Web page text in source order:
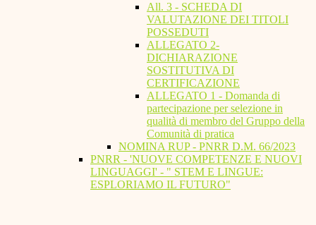
All. 3 - SCHEDA DI
VALUTAZIONE DEI TITOLI
POSSEDUTI
ALLEGATO 2-
DICHIARAZIONE
SOSTITUTIVA DI
CERTIFICAZIONE
ALLEGATO 1 - Domanda di
partecipazione per selezione in
qualità di membro del Gruppo della
Comunità di pratica
NOMINA RUP - PNRR D.M. 66/2023
PNRR - 'NUOVE COMPETENZE E NUOVI
LINGUAGGI' - " STEM E LINGUE:
ESPLORIAMO IL FUTURO"